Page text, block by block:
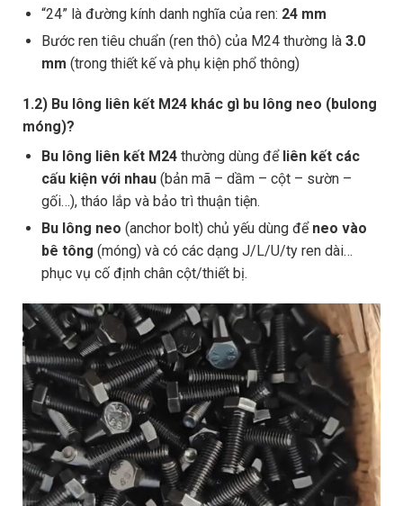
“24” là đường kính danh nghĩa của ren: 24 mm
Bước ren tiêu chuẩn (ren thô) của M24 thường là 3.0
mm (trong thiết kế và phụ kiện phổ thông)
1.2) Bu lông liên kết M24 khác gì bu lông neo (bulong
móng)?
Bu lông liên kết M24thường dùng để liên kết các
cấu kiện với nhau(bản mã – dầm – cột – sườn –
gối…), tháo lắp và bảo trì thuận tiện.
Bu lông neo (anchor bolt) chủ yếu dùng để neo vào
bê tông (móng) và có các dạng J/L/U/ty ren dài…
phục vụ cố định chân cột/thiết bị.